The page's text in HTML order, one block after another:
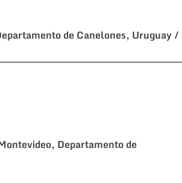
de Canelones, Uruguay /
Departamento de